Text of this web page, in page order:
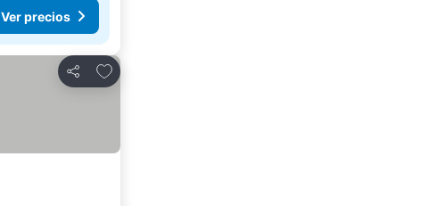
Ver precios
Compartir
Agregar a favoritos